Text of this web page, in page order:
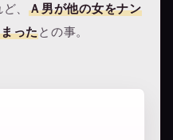
、 Ａ男が他の女をナン
ったとの事。